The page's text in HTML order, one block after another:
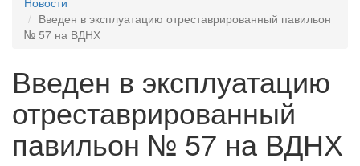
Введен в эксплуатацию отреставрированный павильон
№ 57 на ВДНХ
Введен в эксплуатацию
отреставрированный
павильон № 57 на ВДНХ